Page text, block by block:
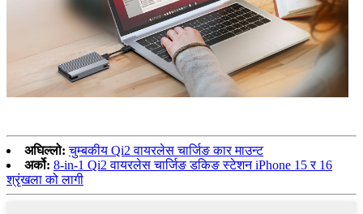
अघिल्लो: चुम्बकीय Qi2 वायरलेस चार्जिङ कार माउन्ट
अर्को: 8-in-1 Qi2 वायरलेस चार्जिङ डकिङ स्टेशन iPhone 15 र 16
श्रृंखला को लागी